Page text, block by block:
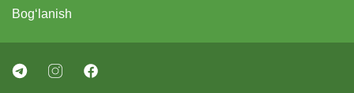
Bogʻlanish